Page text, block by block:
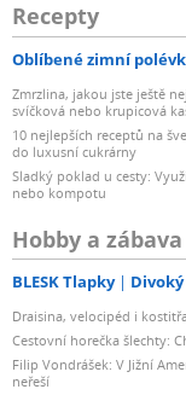
Recepty
Oblíbené zimní
Zmrzlina, jakou jste ještě
svíčková nebo krupicová
10 nejlepších receptů na
do luxusní cukrárny
Sladký poklad u cesty:
nebo kompotu
Hobby a zábava
BLESK Tlapky
Draisina, velocipéd i
Cestovní horečka šlechty:
Filip Vondrášek: V Jižní
neřeší